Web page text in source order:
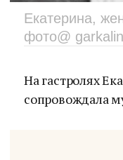
Екатерина,
фото@
На гастролях
сопровождала